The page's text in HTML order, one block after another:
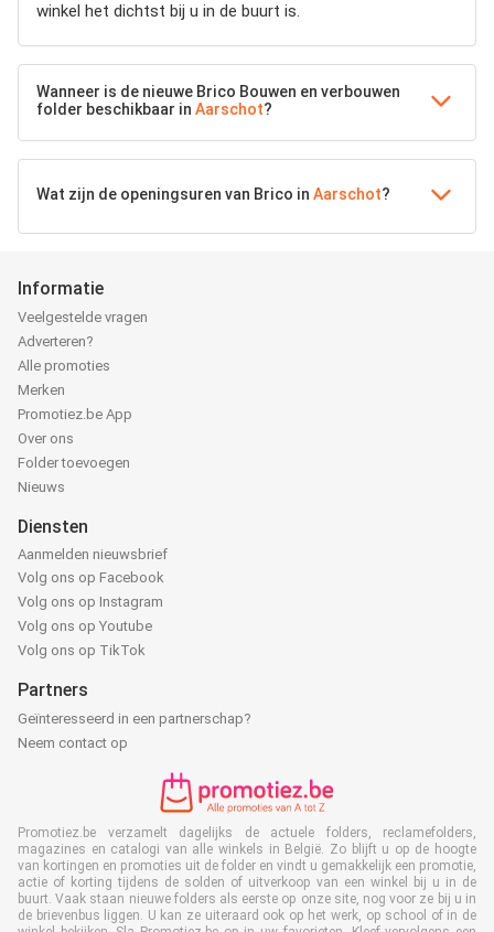
winkel het dichtst bij u in de buurt is.
Wanneer is de nieuwe Brico Bouwen en verbouwen
folder beschikbaar in Aarschot?
Wat zijn de openingsuren van Brico in Aarschot?
Informatie
Veelgestelde vragen
Adverteren?
Alle promoties
Merken
Promotiez.be App
Over ons
Folder toevoegen
Nieuws
Diensten
Aanmelden nieuwsbrief
Volg ons op Facebook
Volg ons op Instagram
Volg ons op Youtube
Volg ons op TikTok
Partners
Geïnteresseerd in een partnerschap?
Neem contact op
Promotiez.be verzamelt dagelijks de actuele folders, reclamefolders,
magazines en catalogi van alle winkels in België. Zo blijft u op de hoogte
van kortingen en promoties uit de folder en vindt u gemakkelijk een promotie,
actie of korting tijdens de solden of uitverkoop van een winkel bij u in de
buurt. Vaak staan nieuwe folders als eerste op onze site, nog voor ze bij u in
de brievenbus liggen. U kan ze uiteraard ook op het werk, op school of in de